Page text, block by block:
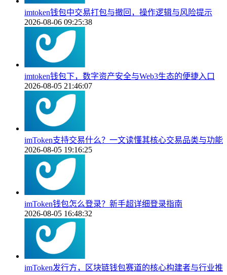
imtoken钱包中交易打包与撤回，操作逻辑与风险提示
2026-08-06 09:25:38
imtoken钱包下，数字资产安全与Web3生态的便捷入口
2026-08-05 21:46:07
imToken支持交易什么？一文读懂其核心交易品类与功能
2026-08-05 19:16:25
imToken钱包怎么登录？新手超详细登录指南
2026-08-05 16:48:32
imToken发行方，区块链钱包赛道的核心构建者与行业推